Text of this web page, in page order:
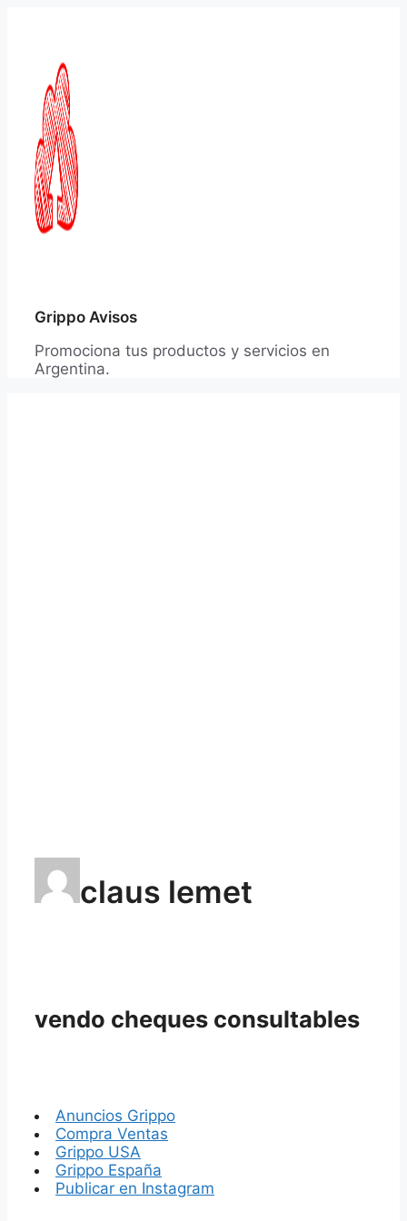
Grippo Avisos
Promociona tus productos y servicios en
Argentina.
claus lemet
vendo cheques consultables
Anuncios Grippo
Compra Ventas
Grippo USA
Grippo España
Publicar en Instagram